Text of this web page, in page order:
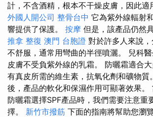
計，不含酒精，根本不干燥皮膚，因此適
外國人開公司 整骨台中 它為紫外線輻射
響提供了保護。 按摩 但是，該產品仍然
推拿 整復 澳門 台胞證 對於許多人來說
不舒服，通常用彎曲的半徑噴灑。 兒科
皮膚不受負紫外線的乳霜。 防曬霜適合
有真皮所需的維生素，抗氧化劑和礦物質
後，產品的軟化和保濕作用可顯著效果。
防曬霜選擇SPF產品時，我們需要注意重
擇。 新竹市撥筋 下面的指南將幫助您瀏